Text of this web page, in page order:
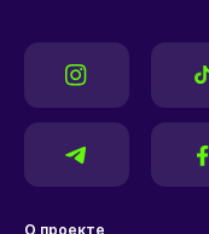
О проекте